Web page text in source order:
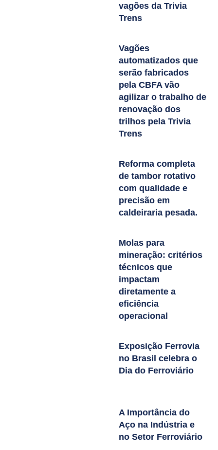
vagões da Trivia
Trens
Vagões
automatizados que
serão fabricados
pela CBFA vão
agilizar o trabalho de
renovação dos
trilhos pela Trivia
Trens
Reforma completa
de tambor rotativo
com qualidade e
precisão em
caldeiraria pesada.
Molas para
mineração: critérios
técnicos que
impactam
diretamente a
eficiência
operacional
Exposição Ferrovia
no Brasil celebra o
Dia do Ferroviário
A Importância do
Aço na Indústria e
no Setor Ferroviário